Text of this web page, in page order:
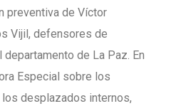
preventiva de Víctor
Vijil, defensores de
de La Paz. En
Especial sobre los
desplazados internos,